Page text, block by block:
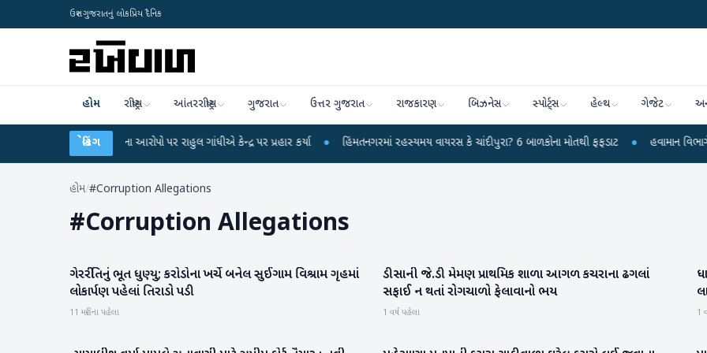
ઉત્તર ગુજરાતનું લોકપ્રિય દૈનિક
હોમ રાષ્ટ્રીય આંતરરાષ્ટ્રીય ગુજરાત ઉત્તર ગુજરાત રાજકારણ બિઝનેસ સ્પોર્ટ્સ હેલ્થ ગેજેટ
બ્રેકિંગ
પરીક્ષા લીકના આરોપો પર રાહુલ ગાંધીએ કેન્દ્ર પર પ્રહાર કર્યા ● હિંમતનગરમાં રહસ્યમય વાયરસ કે ચાંદીપુરા? 6 બાળકોના મોતથી ફફડાટ ● હવામાન વિભાગે 18
હોમ/#Corruption Allegations
#Corruption Allegations
બનાસકાંઠા
ગેરરીતિનું ભૂત ધુણ્યુ; કરોડોના ખર્ચે બનેલ સુઈગામ વિશ્રામ ગૃહમાં
લોકાર્પણ પહેલાં તિરાડો પડી
11 મહિના પહેલા
બનાસકાંઠા
ડીસાની જે.ડી મેમણ પ્રાથમિક શાળા આગળ કચરાના ઢગલાં
સફાઈ ન થતાં રોગચાળો ફેલાવાનો ભય
1 વર્ષ પહેલા 1